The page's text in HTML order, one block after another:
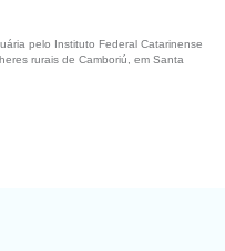
pelo Instituto Federal Catarinense
rurais de Camboriú, em Santa